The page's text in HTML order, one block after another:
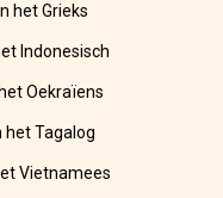
het Grieks
Indonesisch
Oekraïens
het Tagalog
Vietnamees